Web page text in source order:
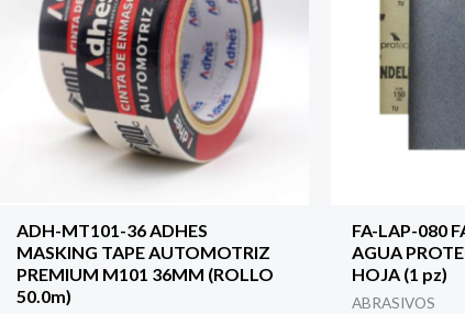
ADH-MT101-36 ADHES
MASKING TAPE AUTOMOTRIZ
PREMIUM M101 36MM (ROLLO
50.0m)
FA-LAP-080
AGUA
HOJA (1 pz)
ABRASIVOS